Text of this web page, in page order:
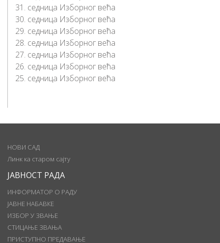
31. седница Изборног већа
30. седница Изборног већа
29. седница Изборног већа
28. седница Изборног већа
27. седница Изборног већа
26. седница Изборног већа
25. седница Изборног већа
НОВИ САД
Линк ка старом сајту
ЈАВНОСТ РАДА
ИНФОРМАТОР О РАДУ
ЈАВНЕ НАБАВКЕ
ИЗБОР У ЗВАЊЕ
СТИЦАЊЕ ЗВАЊА
ПРИСТУПНО ПРЕДАВАЊЕ